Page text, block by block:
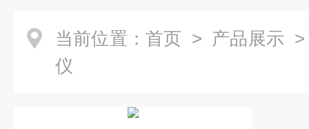
当前位置： 首页 > 产品展示
仪